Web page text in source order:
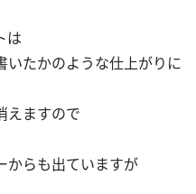
は
たかのような仕上がりに
えますので
からも出ていますが